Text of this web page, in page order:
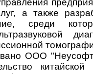
а также
среди
ООО